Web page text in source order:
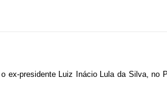
ex-presidente Luiz Inácio Lula da Silva, no